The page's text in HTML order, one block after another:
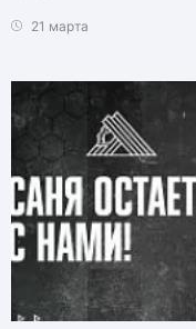
21 марта